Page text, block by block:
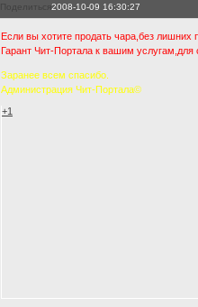
Поделиться2008-10-09 16:30:27
Если вы хотите продать чара,без лишних
Гарант Чит-Портала к вашим
Заранее всем спасибо.
Администрация Чит-Портала©
+1